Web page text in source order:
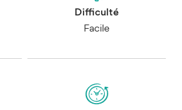
Difficulté
Facile